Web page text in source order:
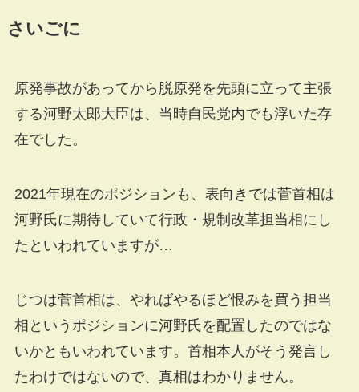
さいごに
原発事故があってから脱原発を先頭に立って主張
する河野太郎大臣は、当時自民党内でも浮いた存
在でした。
2021年現在のポジションも、表向きでは菅首相は
河野氏に期待していて行政・規制改革担当相にし
たといわれていますが…
じつは菅首相は、やればやるほど恨みを買う担当
相というポジションに河野氏を配置したのではな
いかともいわれています。首相本人がそう発言し
たわけではないので、真相はわかりません。